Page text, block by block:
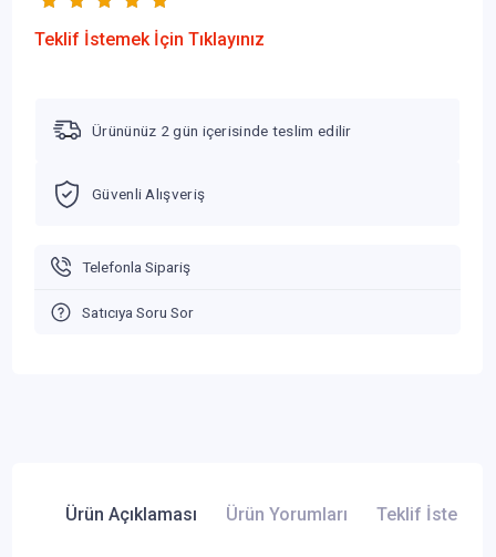
Teklif İstemek İçin Tıklayınız
Ürününüz 2 gün içerisinde teslim edilir
Güvenli Alışveriş
Telefonla Sipariş
Satıcıya Soru Sor
Ürün Açıklaması Ürün Yorumları Teklif İste